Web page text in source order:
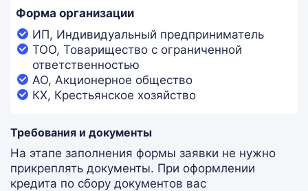
Форма организации
ИП, Индивидуальный предприниматель
ТОО, Товарищество с ограниченной
ответственностью
АО, Акционерное общество
КХ, Крестьянское хозяйство
Требования и документы
На этапе заполнения формы заявки не нужно
прикреплять документы. При оформлении
кредита по сбору документов вас